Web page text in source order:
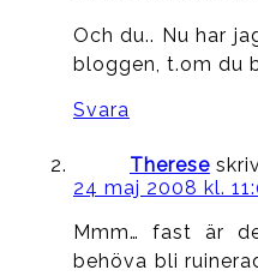
Och du.. Nu har
bloggen, t.om du
Svara
Therese
24 maj 2008 kl.
Mmm… fast är
behöva bli